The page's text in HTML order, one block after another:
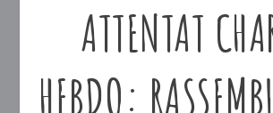
ATTENTAT
HEBDO: